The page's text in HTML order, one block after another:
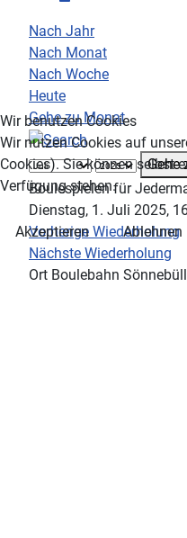
Nach Jahr
Nach Monat
Nach Woche
Heute
Gehe zu Monat
Gehe
Boulespielen für
Dienstag, 1. Juli 2025,
Vorherige Wiederholung
Nächste Wiederholung
Ort Boulebahn
Wir benutzen Cookies
Wir nutzen Cookies auf
Cookies). Sie können selbst
Verfügung stehen.
Akzeptieren
Ablehnen